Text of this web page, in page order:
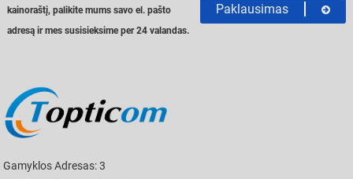
kainoraštį, palikite mums savo el. pašto
adresą ir mes susisieksime per 24 valandas.
Paklausimas
Gamyklos Adresas: 3